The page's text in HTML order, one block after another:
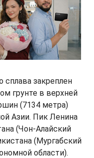
сплава закреплен
грунте в верхней
(7134 метра)
Азии. Пик Ленина
(Чон-Алайский
(Мургабский
области).